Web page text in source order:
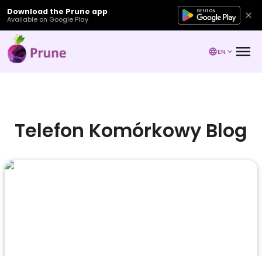
Download the Prune app
Available on Google Play
EN
Telefon Komórkowy Blog